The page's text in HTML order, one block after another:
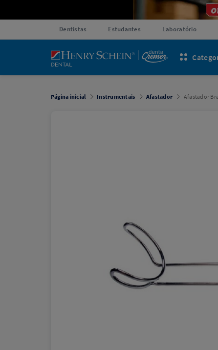
Dentistas Estudantes Laboratório
Página inicial Instrumentais Afastador Afastador